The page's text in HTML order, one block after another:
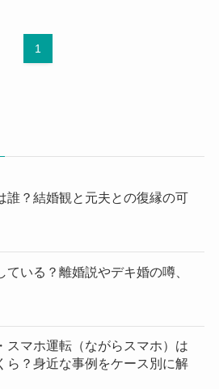
1
誰？結婚観と元夫との復縁の可
いる？離婚説やデキ婚の噂、
スマホ運転（ながらスマホ）は
ら？身近な事例をケース別に解